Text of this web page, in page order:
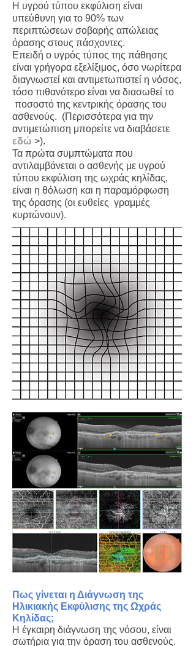
Η υγρού τύπου εκφύλιση είναι
υπεύθυνη για το 90% των
περιπτώσεων σοβαρής απώλειας
όρασης στους πάσχοντες.
Επειδή ο υγρός τύπος της πάθησης
είναι γρήγορα εξελίξιμος, όσο νωρίτερα
διαγνωστεί και αντιμετωπιστεί η νόσος,
τόσο πιθανότερο είναι να διασωθεί το
ποσοστό της κεντρικής όρασης του
ασθενούς. (Περισσότερα για την
αντιμετώπιση μπορείτε να διαβάσετε
εδώ >).
Τα πρώτα συμπτώματα που
αντιλαμβάνεται ο ασθενής με υγρού
τύπου εκφύλιση της ωχράς κηλίδας,
είναι η θόλωση και η παραμόρφωση
της όρασης (οι ευθείες γραμμές
κυρτώνουν).
Πως γίνεται η Διάγνωση της
Ηλικιακής Εκφύλισης της Ωχράς
Κηλίδας;
Η έγκαιρη διάγνωση της νόσου, είναι
σωτήρια για την όραση του ασθενούς.